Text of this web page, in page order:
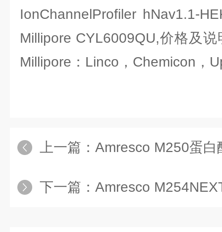
IonChannelProfiler hNav1.1-
Millipore CYL6009QU,价格及
Millipore：Linco，Chemicon，
上一篇： Amresco M250蛋白酶
下一篇： Amresco